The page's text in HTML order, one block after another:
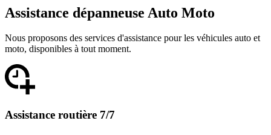
Assistance dépanneuse Auto Moto
Nous proposons des services d'assistance pour les véhicules auto et
moto, disponibles à tout moment.
Assistance routière 7/7